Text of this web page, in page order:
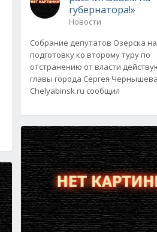
губернатора!»
Новости
Собрание депутатов Озерска
подготовку ко второму туру по
отстранению от власти
главы города Сергея
Chelyabinsk.ru сообщил